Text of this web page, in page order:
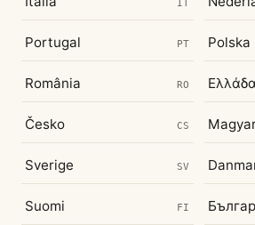
IT
Portugal PT Polska
România RO Ελλάδα
Česko CS
Sverige SV
Suomi FI